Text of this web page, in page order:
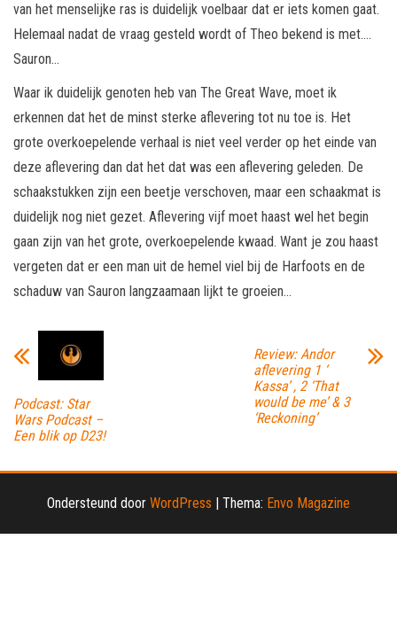
van het menselijke ras is duidelijk voelbaar dat er iets komen gaat.
Helemaal nadat de vraag gesteld wordt of Theo bekend is met….
Sauron…
Waar ik duidelijk genoten heb van The Great Wave, moet ik
erkennen dat het de minst sterke aflevering tot nu toe is. Het
grote overkoepelende verhaal is niet veel verder op het einde van
deze aflevering dan dat het dat was een aflevering geleden. De
schaakstukken zijn een beetje verschoven, maar een schaakmat is
duidelijk nog niet gezet. Aflevering vijf moet haast wel het begin
gaan zijn van het grote, overkoepelende kwaad. Want je zou haast
vergeten dat er een man uit de hemel viel bij de Harfoots en de
schaduw van Sauron langzaamaan lijkt te groeien…
Podcast: Star
Wars Podcast –
Een blik op D23!
Review: Andor
aflevering 1 ‘
Kassa’ , 2 ‘That
would be me’ & 3
‘Reckoning’
Ondersteund door WordPress | Thema: Envo Magazine